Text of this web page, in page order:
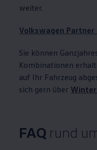
weiter.
Volkswagen Partner
Sie können
Kombinationen
auf Ihr Fahrzeug
sich gern über
FAQ rund